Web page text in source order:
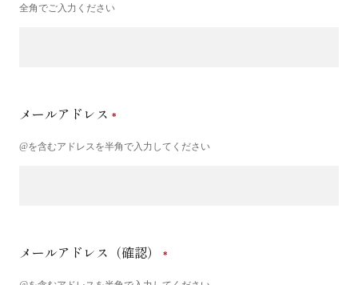
全角でご入力ください
メールアドレス
@を含むアドレスを半角で入力してください
メールアドレス（確認）